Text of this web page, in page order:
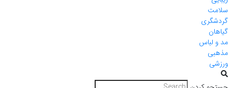
سلامت
گردشگری
گیاهان
مد و لباس
مذهبی
ورزشی